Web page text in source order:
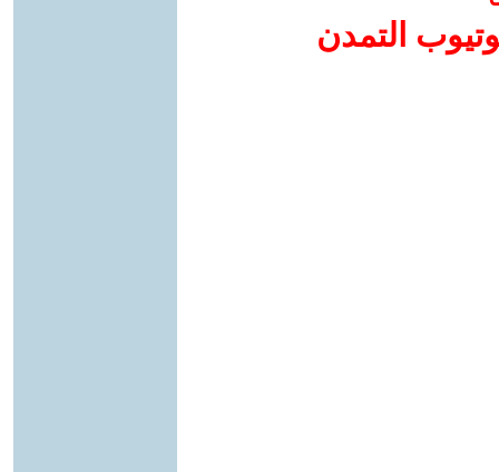
التمدن